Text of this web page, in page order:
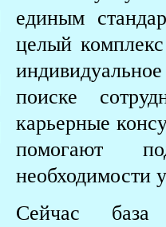
единым
целый
поиске
карьерные
помогают
необходимости
Сейчас база